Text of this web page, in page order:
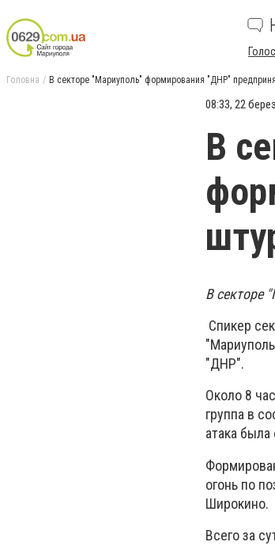
Головна В секторе "Мариуполь" формирования "ДНР"
08:33, 22
В
В секторе
Спикер
"ДНР".
Около 8
группа в
атака
огонь по
Широкино.
Всего за